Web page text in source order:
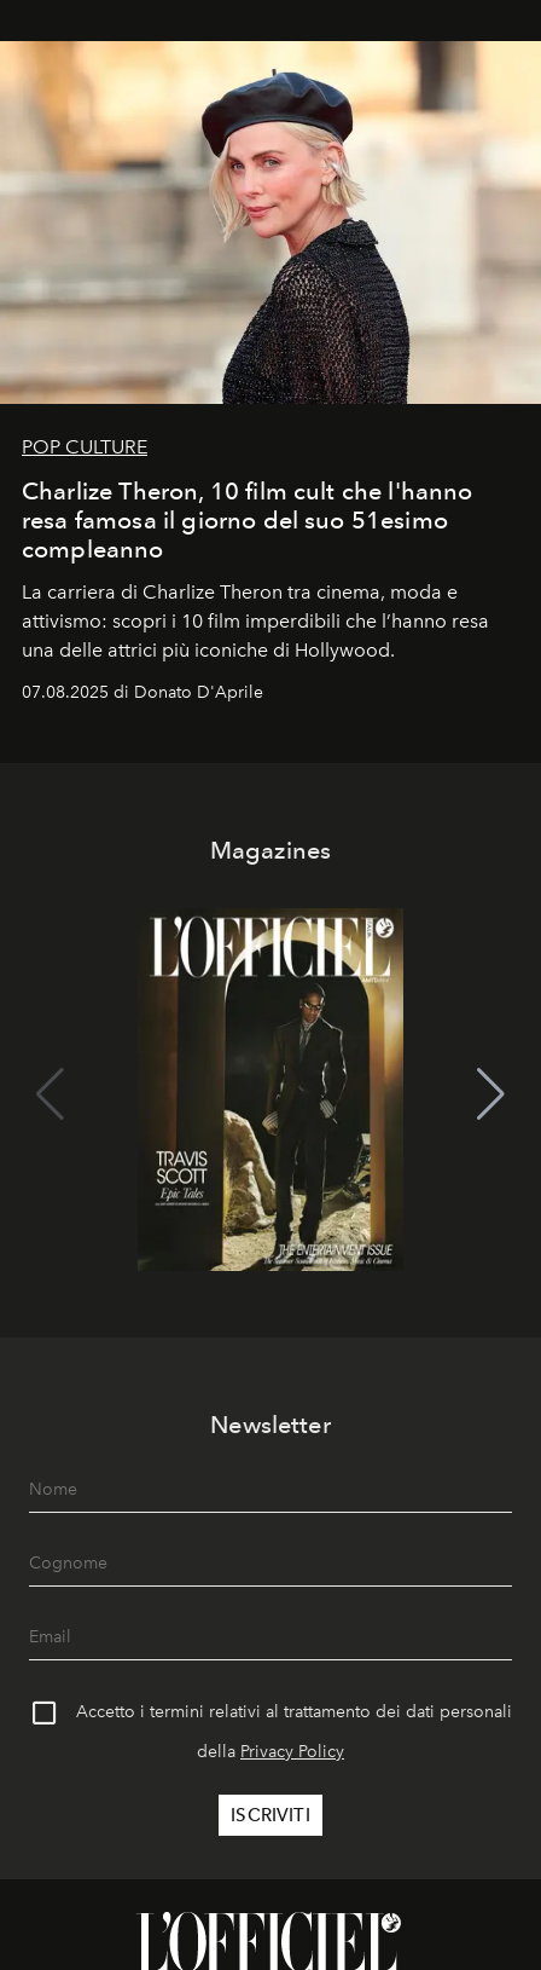
POP CULTURE
Charlize Theron, 10 film cult che l'hanno
resa famosa il giorno del suo 51esimo
compleanno
La carriera di Charlize Theron tra cinema, moda e
attivismo: scopri i 10 film imperdibili che l’hanno resa
una delle attrici più iconiche di Hollywood.
07.08.2025 di Donato D'Aprile
Magazines
Newsletter
Accetto i termini relativi al trattamento dei dati personali
della Privacy Policy